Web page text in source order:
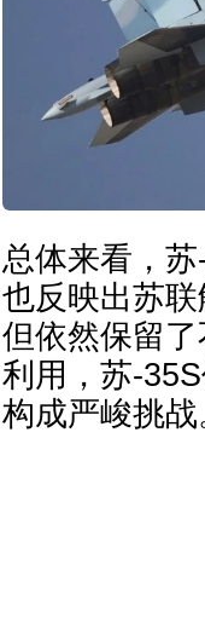
总体来看，
也反映出苏
但依然保留
利用，苏-
构成严峻挑战